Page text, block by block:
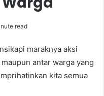
read
maraknya aksi
antar warga yang
kita semua